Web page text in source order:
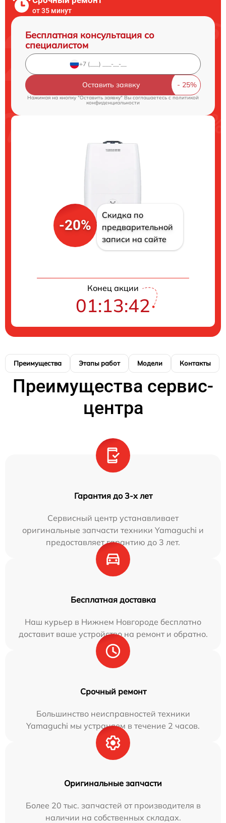
от 35 минут
Бесплатная консультация со
специалистом
Оставить заявку
Нажимая на кнопку "Оставить заявку" Вы соглашаетесь cполитикой
конфиденциальности
-20%
Скидка по
предварительной
записи на сайте
Конец акции
01:13:41
Преимущества Этапы работ Модели Контакты
Преимущества сервис-
центра
Гарантия до 3-х лет
Сервисный центр устанавливает
оригинальные запчасти техники Yamaguchi и
предоставляет гарантию до 3 лет.
Бесплатная доставка
Наш курьер в Нижнем Новгороде бесплатно
доставит ваше устройство на ремонт и обратно.
Срочный ремонт
Большинство неисправностей техники
Yamaguchi мы устраняем в течение 2 часов.
Оригинальные запчасти
Более 20 тыс. запчастей от производителя в
наличии на собственных складах.